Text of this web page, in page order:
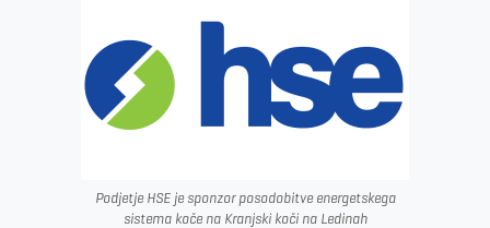
Podjetje HSE je sponzor posodobitve energetskega
sistema koče na Kranjski koči na Ledinah